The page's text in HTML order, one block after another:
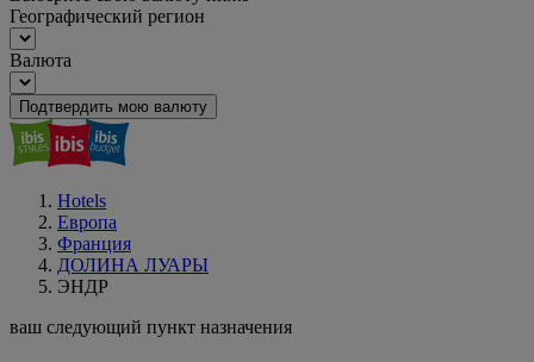
Географический регион
Валюта
Подтвердить мою валюту
Hotels
Европа
Франция
ДОЛИНА ЛУАРЫ
ЭНДР
ваш следующий пункт назначения